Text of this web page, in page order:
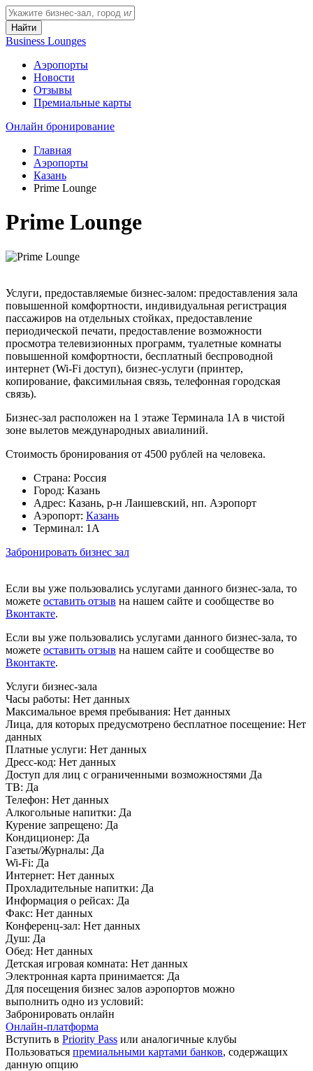
Найти
Business Lounges
Аэропорты
Новости
Отзывы
Премиальные карты
Онлайн бронирование
Главная
Аэропорты
Казань
Prime Lounge
Prime Lounge
Услуги, предоставляемые бизнес-залом: предоставления зала
повышенной комфортности, индивидуальная регистрация
пассажиров на отдельных стойках, предоставление
периодической печати, предоставление возможности
просмотра телевизионных программ, туалетные комнаты
повышенной комфортности, бесплатный беспроводной
интернет (Wi-Fi доступ), бизнес-услуги (принтер,
копирование, факсимильная связь, телефонная городская
связь).
Бизнес-зал расположен на 1 этаже Терминала 1А в чистой
зоне вылетов международных авиалиний.
Стоимость бронирования от 4500 рублей на человека.
Страна: Россия
Город: Казань
Адрес: Казань, р-н Лаишевский, нп. Аэропорт
Аэропорт: Казань
Терминал: 1А
Забронировать бизнес зал
Если вы уже пользовались услугами данного бизнес-зала, то
можете оставить отзыв на нашем сайте и сообществе во
Вконтакте.
Если вы уже пользовались услугами данного бизнес-зала, то
можете оставить отзыв на нашем сайте и сообществе во
Вконтакте.
Услуги бизнес-зала
Часы работы: Нет данных
Максимальное время пребывания: Нет данных
Лица, для которых предусмотрено бесплатное посещение: Нет
данных
Платные услуги: Нет данных
Дресс-код: Нет данных
Доступ для лиц с ограниченными возможностями Да
ТВ: Да
Телефон: Нет данных
Алкогольные напитки: Да
Курение запрещено: Да
Кондиционер: Да
Газеты/Журналы: Да
Wi-Fi: Да
Интернет: Нет данных
Прохладительные напитки: Да
Информация о рейсах: Да
Факс: Нет данных
Конференц-зал: Нет данных
Душ: Да
Обед: Нет данных
Детская игровая комната: Нет данных
Электронная карта принимается: Да
Для посещения бизнес залов аэропортов можно
выполнить одно из условий:
Забронировать онлайн
Онлайн-платформа
Вступить в Priority Pass или аналогичные клубы
Пользоваться премиальными картами банков, содержащих
данную опцию